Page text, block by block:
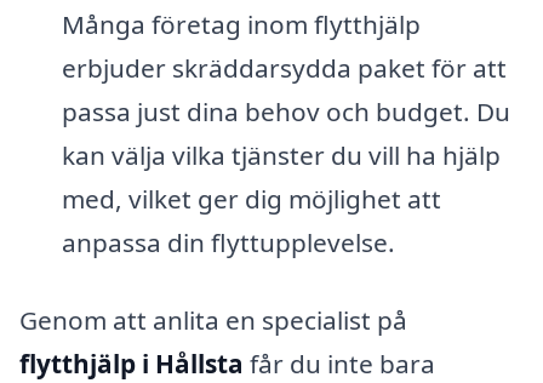
Många företag inom flytthjälp
erbjuder skräddarsydda paket för att
passa just dina behov och budget. Du
kan välja vilka tjänster du vill ha hjälp
med, vilket ger dig möjlighet att
anpassa din flyttupplevelse.
Genom att anlita en specialist på
flytthjälp i Hållsta får du inte bara